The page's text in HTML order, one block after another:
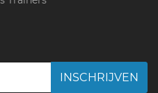
INSCHRIJVEN